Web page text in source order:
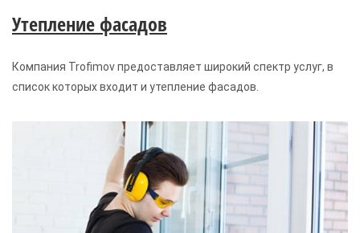
Утепление фасадов
Компания Trofimov предоставляет широкий спектр услуг, в
список которых входит и утепление фасадов.